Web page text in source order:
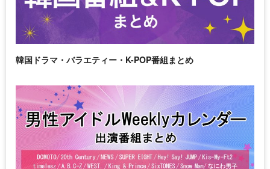
韓国ドラマ・バラエティー・K-POP番組まとめ